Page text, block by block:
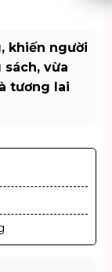
khiến người
vừa
tương lai